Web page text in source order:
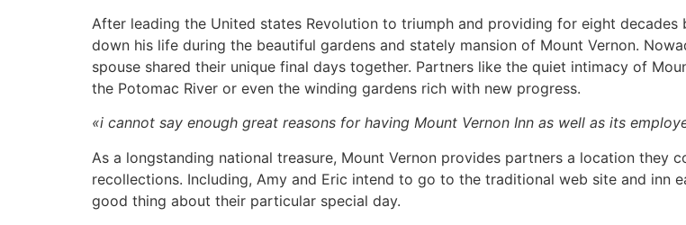
After leading the United states Revolution to triumph and providing for eight
down his life during the beautiful gardens and stately mansion of Mount Vernon.
spouse shared their unique final days together. Partners like the quiet intimacy of
the Potomac River or even the winding gardens rich with new progress.
«i cannot say enough great reasons for having Mount Vernon Inn as well as its
As a longstanding national treasure, Mount Vernon provides partners a location they
recollections. Including, Amy and Eric intend to go to the traditional web site and inn
good thing about their particular special day.